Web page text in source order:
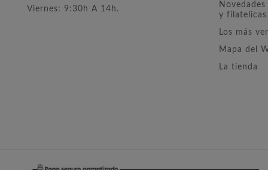
Viernes: 9:30h A 14h.
y filatelicas
Los más
Mapa del
La tienda